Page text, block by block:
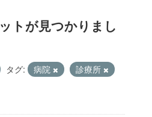
トが見つかりまし
タグ: 病院
診療所